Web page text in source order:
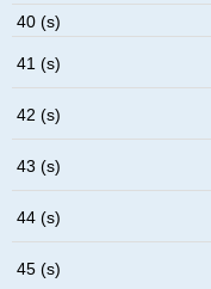
40 (s)
41 (s)
42 (s)
43 (s)
44 (s)
45 (s)